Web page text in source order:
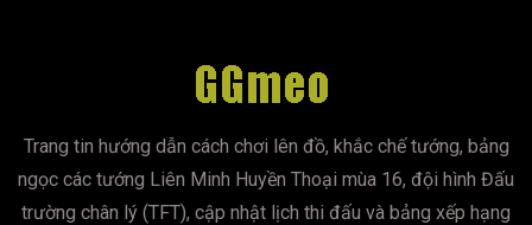
Trang tin hướng dẫn cách chơi lên đồ, khắc chế tướng, bảng
ngọc các tướng Liên Minh Huyền Thoại mùa 16, đội hình Đấu
trường chân lý (TFT), cập nhật lịch thi đấu và bảng xếp hạng